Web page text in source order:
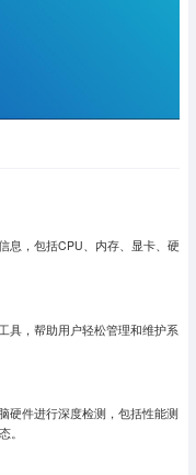
息，包括CPU、内存、显卡、硬
具，帮助用户轻松管理和维护系
硬件进行深度检测，包括性能测
。